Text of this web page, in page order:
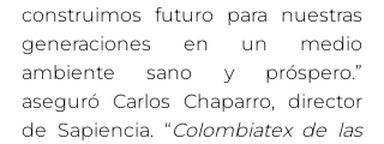
construimos futuro para nuestras
generaciones en un medio
ambiente sano y próspero.”
aseguró Carlos Chaparro, director
de Sapiencia. “Colombiatex de las